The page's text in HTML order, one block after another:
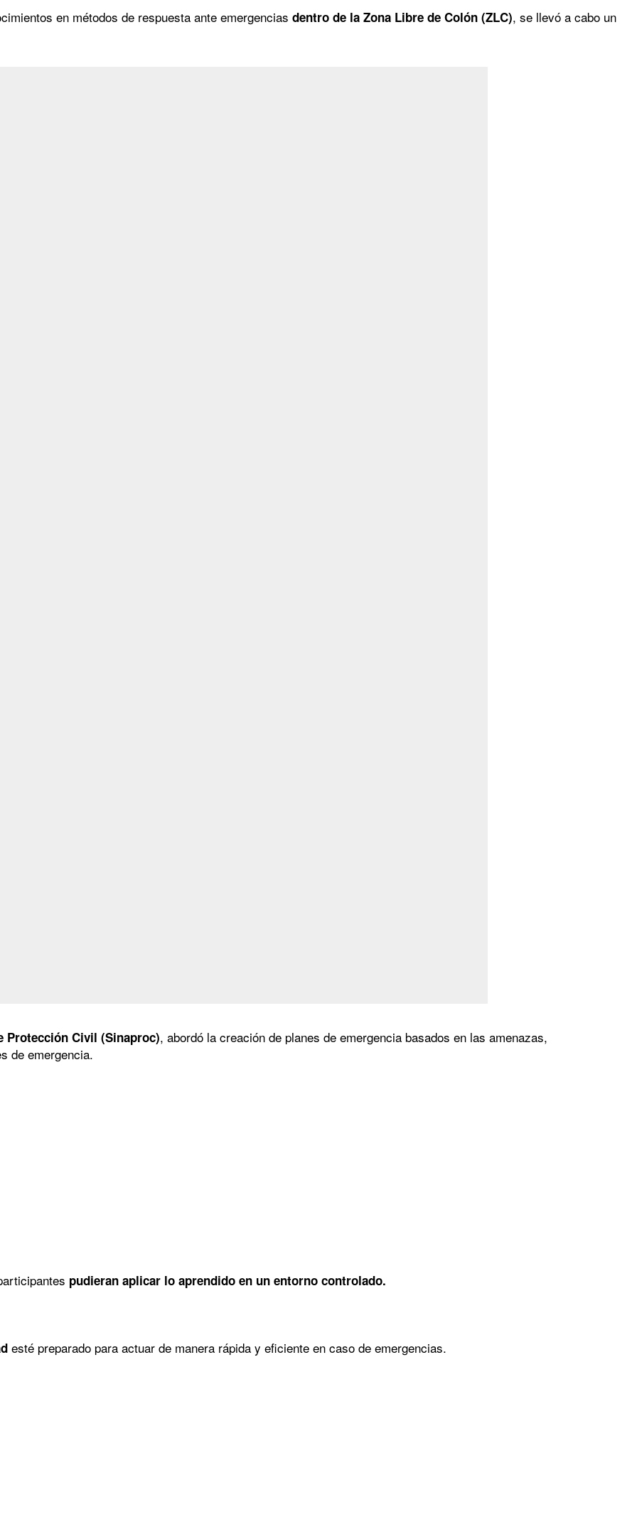
en métodos de respuesta ante emergencias dentro de la Zona Libre de Colón (ZLC), se llevó a cabo un
Protección Civil (Sinaproc), abordó la creación de planes de emergencia basados en las amenazas,
de emergencia.
pudieran aplicar lo aprendido en un entorno controlado.
esté preparado para actuar de manera rápida y eficiente en caso de emergencias.